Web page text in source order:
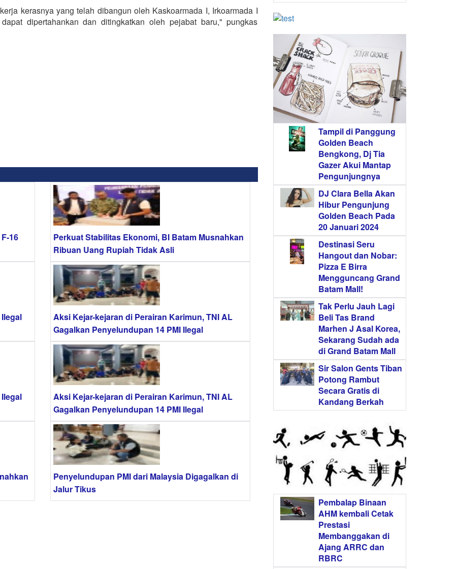
kerasnya yang telah dibangun oleh Kaskoarmada I, Irkoarmada I
dipertahankan dan ditingkatkan oleh pejabat baru," pungkas
16
Perkuat Stabilitas Ekonomi, BI Batam Musnahkan
Ribuan Uang Rupiah Tidak Asli
Aksi Kejar-kejaran di Perairan Karimun, TNI AL
Gagalkan Penyelundupan 14 PMI Ilegal
Aksi Kejar-kejaran di Perairan Karimun, TNI AL
Gagalkan Penyelundupan 14 PMI Ilegal
Penyelundupan PMI dari Malaysia Digagalkan di
Jalur Tikus
Tampil di Panggung
Golden Beach
Bengkong, Dj Tia
Gazer Akui Mantap
Pengunjungnya
DJ Clara Bella Akan
Hibur Pengunjung
Golden Beach Pada
20 Januari 2024
Destinasi Seru
Hangout dan Nobar:
Pizza E Birra
Mengguncang Grand
Batam Mall!
Tak Perlu Jauh Lagi
Beli Tas Brand
Marhen J Asal Korea,
Sekarang Sudah ada
di Grand Batam Mall
Sir Salon Gents Tiban
Potong Rambut
Secara Gratis di
Kandang Berkah
Pembalap Binaan
AHM kembali Cetak
Prestasi
Membanggakan di
Ajang ARRC dan
RBRC